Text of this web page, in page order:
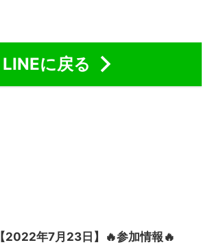
LINEに戻る
【2022年7月23日】🔥参加情報🔥